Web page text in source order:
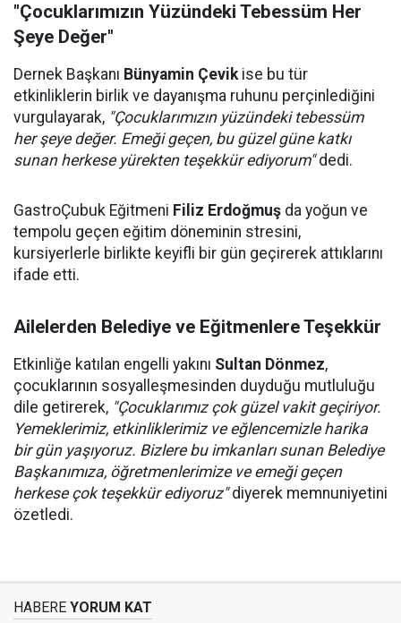
"Çocuklarımızın Yüzündeki Tebessüm Her
Şeye Değer"
Dernek Başkanı Bünyamin Çevikise bu tür
etkinliklerin birlik ve dayanışma ruhunu perçinlediğini
vurgulayarak, "Çocuklarımızın yüzündeki tebessüm
her şeye değer. Emeği geçen, bu güzel güne katkı
sunan herkese yürekten teşekkür ediyorum"dedi.
GastroÇubuk Eğitmeni Filiz Erdoğmuş da yoğun ve
tempolu geçen eğitim döneminin stresini,
kursiyerlerle birlikte keyifli bir gün geçirerek attıklarını
ifade etti.
Ailelerden Belediye ve Eğitmenlere Teşekkür
Etkinliğe katılan engelli yakını Sultan Dönmez,
çocuklarının sosyalleşmesinden duyduğu mutluluğu
dile getirerek, "Çocuklarımız çok güzel vakit geçiriyor.
Yemeklerimiz, etkinliklerimiz ve eğlencemizle harika
bir gün yaşıyoruz. Bizlere bu imkanları sunan Belediye
Başkanımıza, öğretmenlerimize ve emeği geçen
herkese çok teşekkür ediyoruz"diyerek memnuniyetini
özetledi.
HABERE YORUM KAT